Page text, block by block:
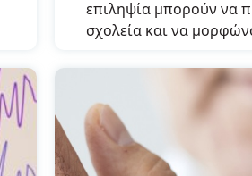
επιληψία μπορούν να
σχολεία και να
μεταξύ οικογένειας